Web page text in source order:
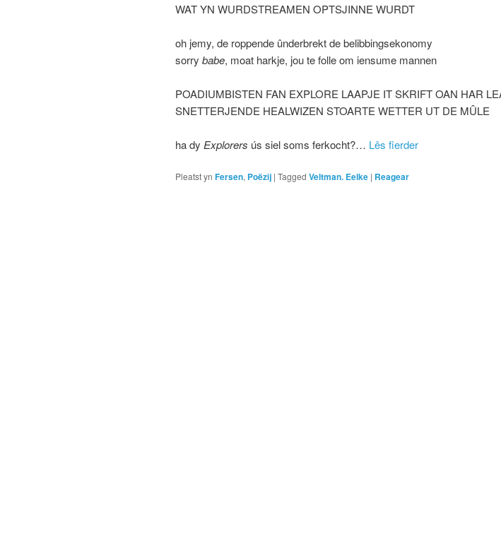
WAT YN WURDSTREAMEN OPTSJINNE WURDT
oh jemy, de roppende ûnderbrekt de belibbingsekonomy
sorry babe, moat harkje, jou te folle om iensume mannen
POADIUMBISTEN FAN EXPLORE LAAPJE IT SKRIFT OAN HAR
SNETTERJENDE HEALWIZEN STOARTE WETTER UT DE MÛLE
ha dy Explorers ús siel soms ferkocht?… Lês fierder
Pleatst yn Fersen, Poëzij | Tagged Veltman. Eelke | Reagear